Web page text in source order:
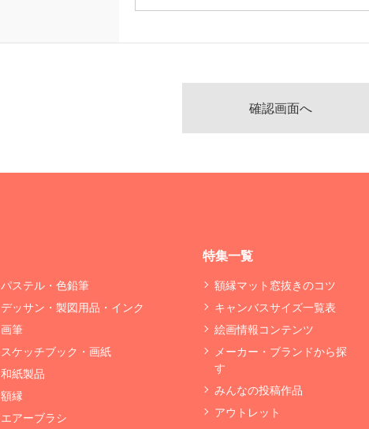
パステル・色鉛筆
デッサン・製図用品・インク
画筆
スケッチブック・画紙
和紙製品
額縁
エアーブラシ
特集一覧
額縁マット窓抜きのコツ
キャンバスサイズ一覧表
絵画情報コンテンツ
メーカー・ブランドから探
す
みんなの投稿作品
アウトレット